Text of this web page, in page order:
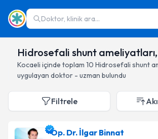
Doktor, klinik ara...
Hidrosefali shunt
Kocaeli içinde toplam 10 Hidrosefali shunt
uygulayan doktor - uzman bulundu
Filtrele
Op. Dr. İlgar Binnat